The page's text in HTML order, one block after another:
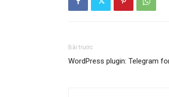
Bài trước
WordPress plugin: Telegram